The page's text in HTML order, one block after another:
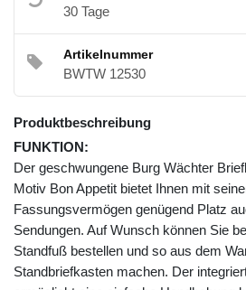
30 Tage
Artikelnummer
BWTW 12530
Produktbeschreibung
FUNKTION:
Der geschwungene Burg Wächter
Motiv Bon Appetit bietet Ihnen mit
Fassungsvermögen genügend Platz
Sendungen. Auf Wunsch können Sie
Standfuß bestellen und so aus dem
Standbriefkasten machen. Der